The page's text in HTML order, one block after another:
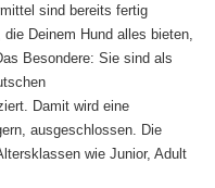
sind bereits fertig
Deinem Hund alles bieten,
Besondere: Sie sind als
Damit wird eine
ausgeschlossen. Die
wie Junior, Adult